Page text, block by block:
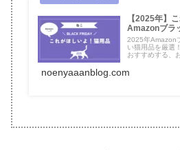
【2025年】
Amazonブラ
2025年Amazon
い猫用品を厳選
おすすめする、
ーを楽しみまし
noenyaaanblog.com